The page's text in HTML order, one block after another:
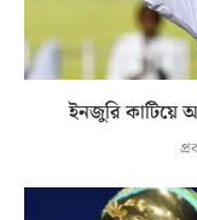
ইনজুরি কাটিয়ে